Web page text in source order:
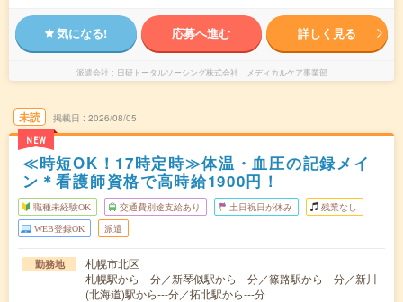
気になる! 応募へ進む 詳しく見る
派遣会社 日研トータルソーシング株式会社 メディカルケア事業部
未読
NEW
掲載日 2026/08/05
≪時短OK！17時定時≫体温・血圧の記録メイ
ン＊看護師資格で高時給1900円！
職種未経験OK 交通費別途支給あり 土日祝日が休み 残業なし
WEB登録OK 派遣
勤務地
札幌市北区
札幌駅から---分／新琴似駅から---分／篠路駅から---分／新川
(北海道)駅から---分／拓北駅から---分